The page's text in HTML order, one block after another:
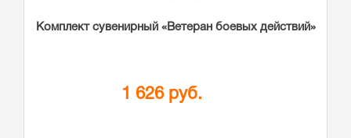
Комплект сувенирный «Ветеран боевых действий»
1 626 руб.